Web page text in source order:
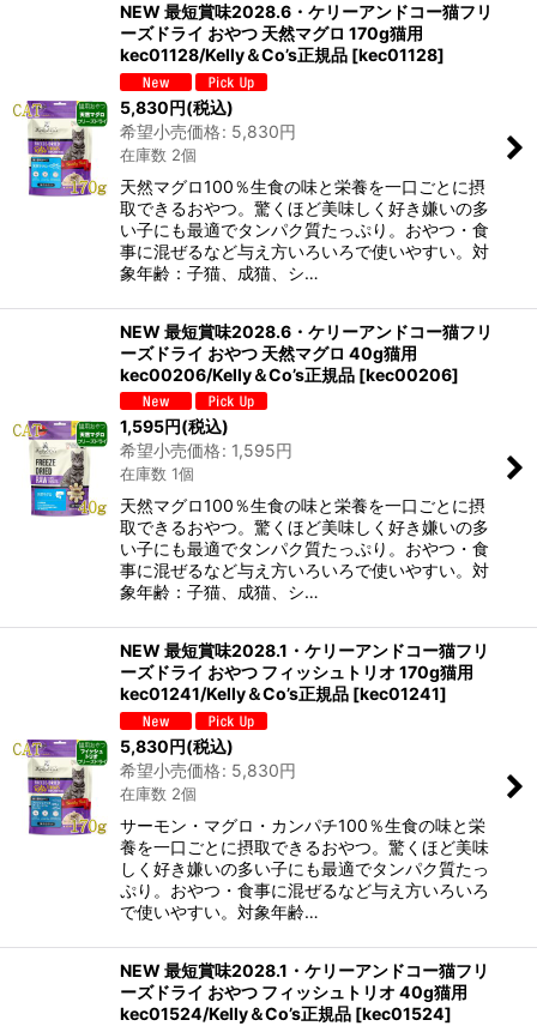
NEW 最短賞味2028.6・ケリーアンドコー猫フリ
ーズドライ おやつ 天然マグロ 170g猫用
kec01128/Kelly＆Co’s正規品 [kec01128]
5,830円(税込)
希望小売価格: 5,830円
在庫数 2個
天然マグロ100％生食の味と栄養を一口ごとに摂
取できるおやつ。驚くほど美味しく好き嫌いの多
い子にも最適でタンパク質たっぷり。おやつ・食
事に混ぜるなど与え方いろいろで使いやすい。対
象年齢：子猫、成猫、シ…
NEW 最短賞味2028.6・ケリーアンドコー猫フリ
ーズドライ おやつ 天然マグロ 40g猫用
kec00206/Kelly＆Co’s正規品 [kec00206]
1,595円(税込)
希望小売価格: 1,595円
在庫数 1個
天然マグロ100％生食の味と栄養を一口ごとに摂
取できるおやつ。驚くほど美味しく好き嫌いの多
い子にも最適でタンパク質たっぷり。おやつ・食
事に混ぜるなど与え方いろいろで使いやすい。対
象年齢：子猫、成猫、シ…
NEW 最短賞味2028.1・ケリーアンドコー猫フリ
ーズドライ おやつ フィッシュトリオ 170g猫用
kec01241/Kelly＆Co’s正規品 [kec01241]
5,830円(税込)
希望小売価格: 5,830円
在庫数 2個
サーモン・マグロ・カンパチ100％生食の味と栄
養を一口ごとに摂取できるおやつ。驚くほど美味
しく好き嫌いの多い子にも最適でタンパク質たっ
ぷり。おやつ・食事に混ぜるなど与え方いろいろ
で使いやすい。対象年齢…
NEW 最短賞味2028.1・ケリーアンドコー猫フリ
ーズドライ おやつ フィッシュトリオ 40g猫用
kec01524/Kelly＆Co’s正規品 [kec01524]